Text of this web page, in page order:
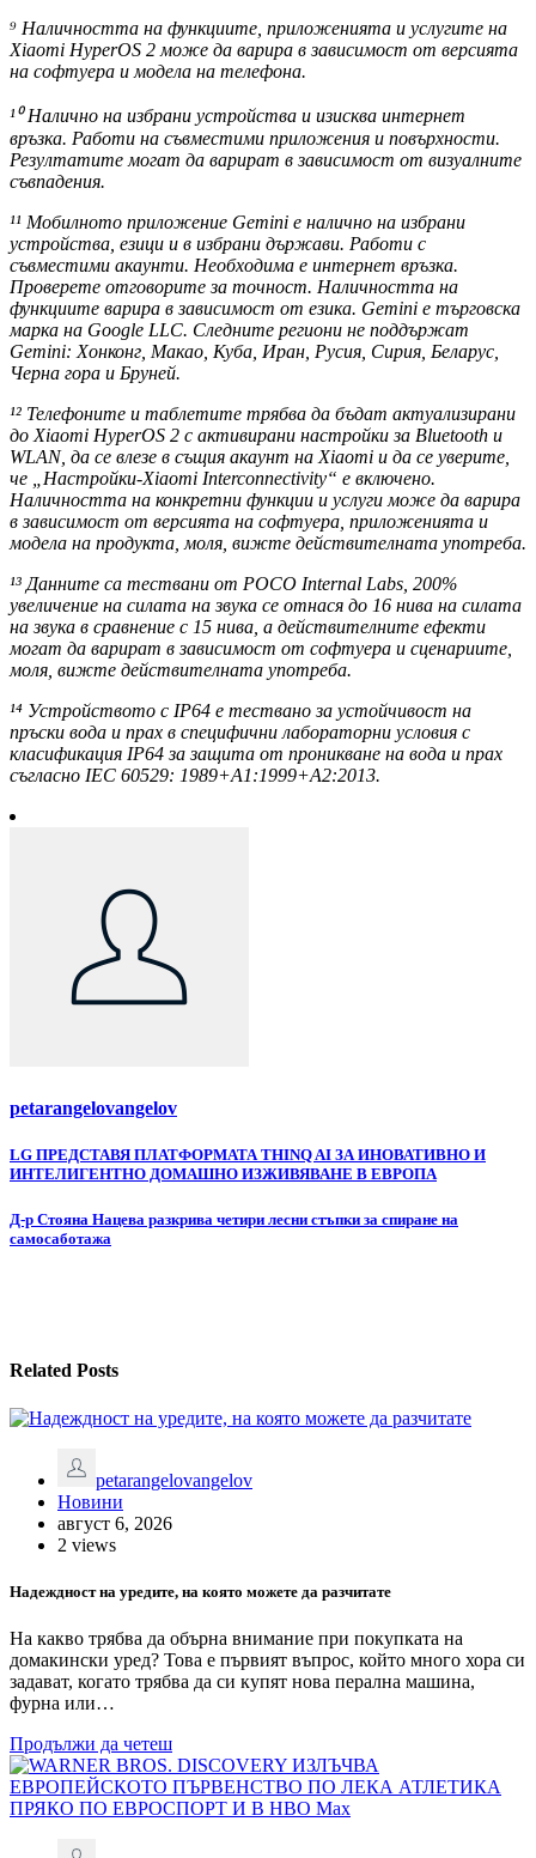
⁹ Наличността на функциите, приложенията и услугите на
Xiaomi HyperOS 2 може да варира в зависимост от версията
на софтуера и модела на телефона.
¹⁰ Налично на избрани устройства и изисква интернет
връзка. Работи на съвместими приложения и повърхности.
Резултатите могат да варират в зависимост от визуалните
съвпадения.
¹¹ Мобилното приложение Gemini е налично на избрани
устройства, езици и в избрани държави. Работи с
съвместими акаунти. Необходима е интернет връзка.
Проверете отговорите за точност. Наличността на
функциите варира в зависимост от езика. Gemini е търговска
марка на Google LLC. Следните региони не поддържат
Gemini: Хонконг, Макао, Куба, Иран, Русия, Сирия, Беларус,
Черна гора и Бруней.
¹² Телефоните и таблетите трябва да бъдат актуализирани
до Xiaomi HyperOS 2 с активирани настройки за Bluetooth и
WLAN, да се влезе в същия акаунт на Xiaomi и да се уверите,
че „Настройки-Xiaomi Interconnectivity“ е включено.
Наличността на конкретни функции и услуги може да варира
в зависимост от версията на софтуера, приложенията и
модела на продукта, моля, вижте действителната употреба.
¹³ Данните са тествани от POCO Internal Labs, 200%
увеличение на силата на звука се отнася до 16 нива на силата
на звука в сравнение с 15 нива, а действителните ефекти
могат да варират в зависимост от софтуера и сценариите,
моля, вижте действителната употреба.
¹⁴ Устройството с IP64 е тествано за устойчивост на
пръски вода и прах в специфични лабораторни условия с
класификация IP64 за защита от проникване на вода и прах
съгласно IEC 60529: 1989+A1:1999+A2:2013.
petarangelovangelov
Навигация
LG ПРЕДСТАВЯ ПЛАТФОРМАТА THINQ AI ЗА ИНОВАТИВНО И
ИНТЕЛИГЕНТНО ДОМАШНО ИЗЖИВЯВАНЕ В ЕВРОПА
Д-р Стояна Нацева разкрива четири лесни стъпки за спиране на
самосаботажа
Related Posts
petarangelovangelov
Новини
август 6, 2026
2 views
Надеждност на уредите, на която можете да разчитате
На какво трябва да обърна внимание при покупката на
домакински уред? Това е първият въпрос, който много хора си
задават, когато трябва да си купят нова перална машина,
фурна или…
Продължи да четеш